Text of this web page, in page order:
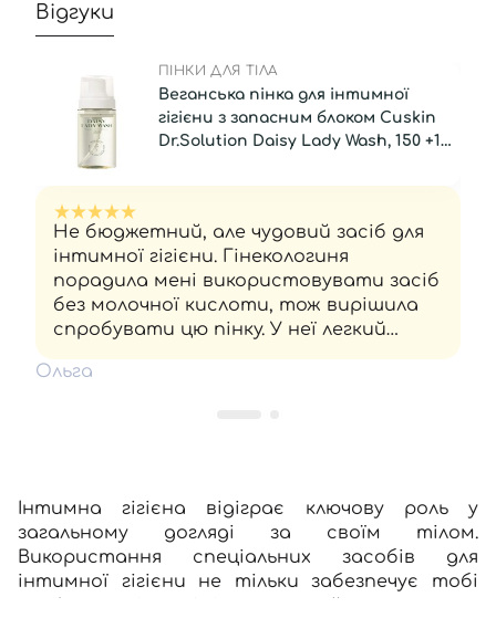
Відгуки
ПІНКИ ДЛЯ ТІЛА
Веганська пінка для інтимної
гігієни з запасним блоком Cuskin
Dr.Solution Daisy Lady Wash, 150 +150
Не бюджетний, але чудовий засіб для
інтимної гігієни. Гінекологиня
порадила мені використовувати засіб
без молочної кислоти, тож вирішила
спробувати цю пінку. У неї легкий
економна (за 2 місяці використала
Ольга
Інтимна гігієна відіграє ключову роль у
загальному догляді за своїм тілом.
Використання спеціальних засобів для
інтимної гігієни не тільки забезпечує тобі